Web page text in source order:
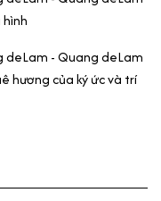
deLam - Quang deLam
hương của ký ức và trí